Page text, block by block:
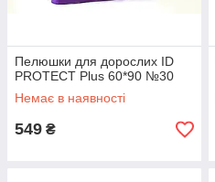
Пелюшки для дорослих ID
PROTECT Plus 60*90 №30
Немає в наявності
549 ₴